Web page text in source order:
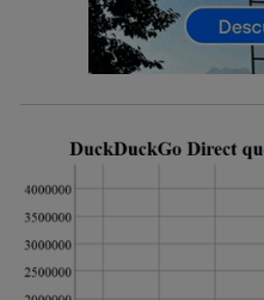
Si utilizas unaconexión
el marketing o análisis se
actividades de
que hayan dado su
Si utilizasdatos móviles,
navegación del usuario
Puedes gestionar los
“Administrar Utiq” en la
(“consenthub”)
la política de privacidad de